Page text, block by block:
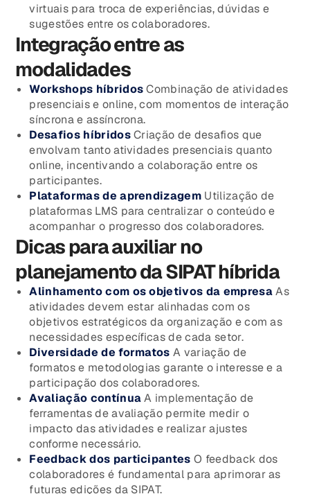
virtuais para troca de experiências, dúvidas e
sugestões entre os colaboradores.
Integração entre as
modalidades
Workshops híbridosCombinação de atividades
presenciais e online, com momentos de interação
síncrona e assíncrona.
Desafios híbridosCriação de desafios que
envolvam tanto atividades presenciais quanto
online, incentivando a colaboração entre os
participantes.
Plataformas de aprendizagem Utilização de
plataformas LMS para centralizar o conteúdo e
acompanhar o progresso dos colaboradores.
Dicas para auxiliar no
planejamento da SIPAT híbrida
Alinhamento com os objetivos da empresaAs
atividades devem estar alinhadas com os
objetivos estratégicos da organização e com as
necessidades específicas de cada setor.
Diversidade de formatos A variação de
formatos e metodologias garante o interesse e a
participação dos colaboradores.
Avaliação contínuaA implementação de
ferramentas de avaliação permite medir o
impacto das atividades e realizar ajustes
conforme necessário.
Feedback dos participantes O feedback dos
colaboradores é fundamental para aprimorar as
futuras edições da SIPAT.